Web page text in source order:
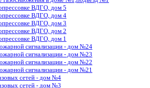
ВДГО, дом 5
ВДГО, дом 4
ВДГО, дом 3
ВДГО, дом 2
ВДГО, дом 1
сигнализации - дом №24
сигнализации - дом №23
сигнализации - дом №22
сигнализации - дом №21
сетей - дом №4
сетей - дом №3